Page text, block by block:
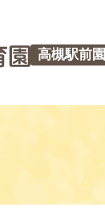
高槻駅前園